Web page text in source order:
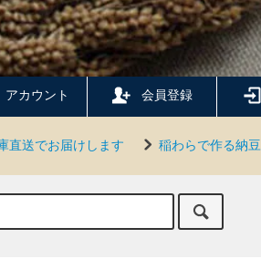
アカウント 会員登録
直送でお届けします 稲わらで作る納豆